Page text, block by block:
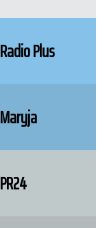
Radio Plus
Maryja
PR24